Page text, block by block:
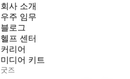
회사 소개
우주 임무
블로그
헬프 센터
커리어
미디어 키트
굿즈